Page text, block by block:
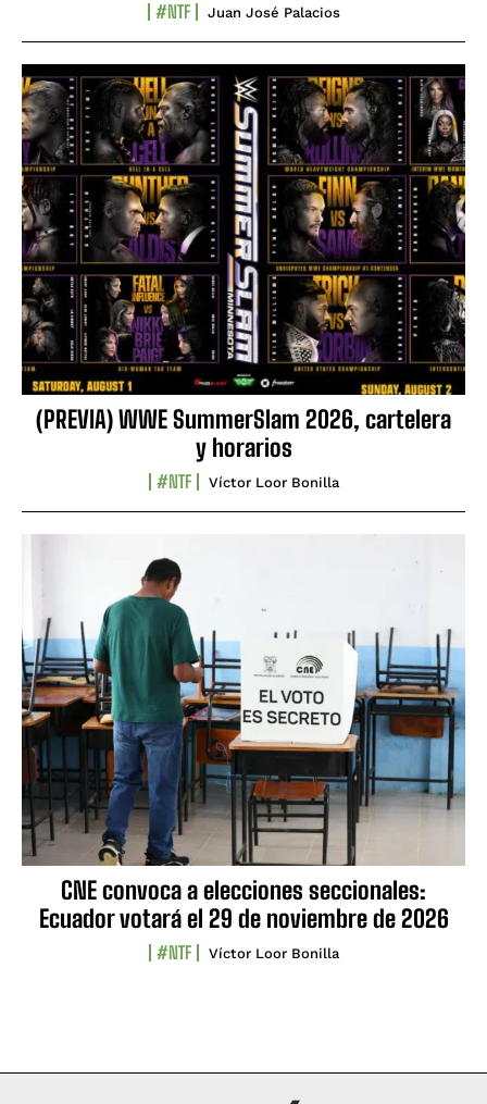
#NTF Juan José Palacios
(PREVIA) WWE SummerSlam 2026, cartelera
y horarios
#NTF Víctor Loor Bonilla
CNE convoca a elecciones seccionales:
Ecuador votará el 29 de noviembre de 2026
#NTF Víctor Loor Bonilla